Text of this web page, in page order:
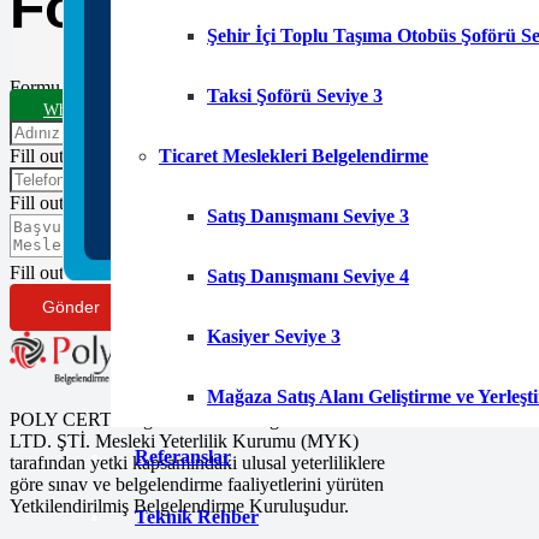
Şehir İçi Toplu Taşıma Otobüs Şoförü
Taksi Şoförü Seviye 3
Ticaret Meslekleri Belgelendirme
Satış Danışmanı Seviye 3
Satış Danışmanı Seviye 4
Kasiyer Seviye 3
Mağaza Satış Alanı Geliştirme ve
Referanslar
Teknik Rehber
Formu doldurun en kısa sürede sizinle iletişime geçelim.
WhatsApp Destek Hattı
Fill out this field
Fill out this field
Fill out this field
Gönder
POLY CERT Belgelendirme Ve Eğitim Hizmetleri
LTD. ŞTİ. Mesleki Yeterlilik Kurumu (MYK)
tarafından yetki kapsamındaki ulusal yeterliliklere
göre sınav ve belgelendirme faaliyetlerini yürüten
Yetkilendirilmiş Belgelendirme Kuruluşudur.